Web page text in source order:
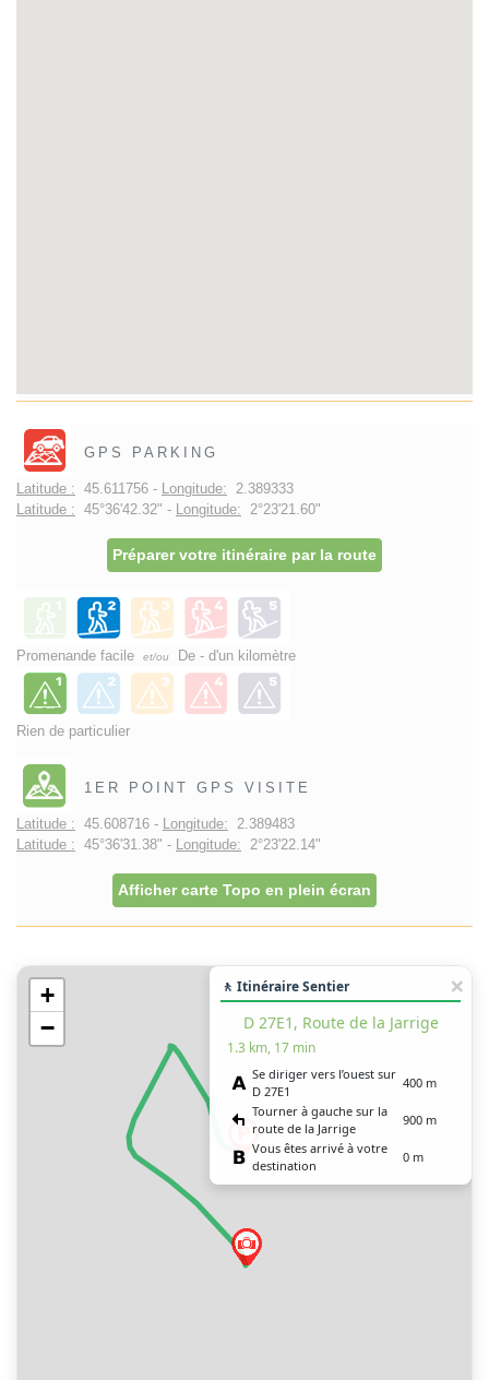
GPS PARKING
Latitude : 45.611756 - Longitude: 2.389333
Latitude : 45°36'42.32" - Longitude: 2°23'21.60"
Préparer votre itinéraire par la route
Promenande facile et/ou De - d'un kilomètre
Rien de particulier
1ER POINT GPS VISITE
Latitude : 45.608716 - Longitude: 2.389483
Latitude : 45°36'31.38" - Longitude: 2°23'22.14"
Afficher carte Topo en plein écran
+
−
🚶 Itinéraire Sentier
D 27E1, Route de la Jarrige
1.3 km, 17 min
Se diriger vers l’ouest sur
D 27E1
400 m
Tourner à gauche sur la
route de la Jarrige
900 m
Vous êtes arrivé à votre
destination
0 m